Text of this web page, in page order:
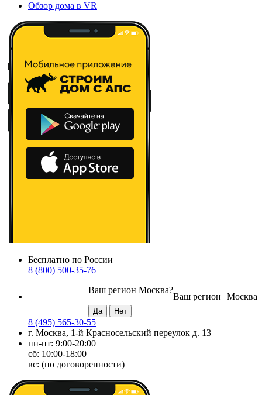
Обзор дома в VR
Бесплатно по России
8 (800) 500-35-76
Москва
Ваш регион
Ваш регион Москва?
8 (495) 565-30-55
г. Москва, 1-й Красносельский переулок д. 13
пн-пт: 9:00-20:00
сб: 10:00-18:00
вс: (по договоренности)